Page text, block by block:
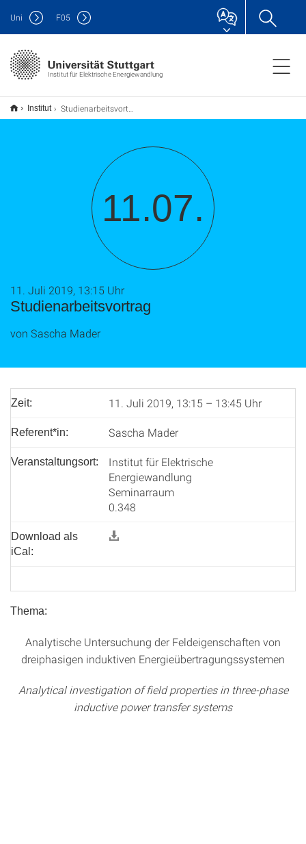
Institut für Elektrische Energiewandlung
Uni F05
Institut Studienarbeitsvortrag
11.07.
Studienarbeitsvortrag
11. Juli 2019, 13:15 Uhr
von Sascha Mader
Zeit: 11. Juli 2019, 13:15 – 13:45 Uhr
Referent*in: Sascha Mader
Veranstaltungsort:
Institut für Elektrische
Energiewandlung
Seminarraum
0.348
Download als
iCal:
Thema:
Analytische Untersuchung der Feldeigenschaften von
dreiphasigen induktiven Energieübertragungssystemen
Analytical investigation of field properties in three-phase
inductive power transfer systems